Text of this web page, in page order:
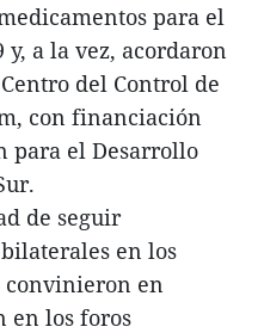
para el
a la vez, acordaron
del Control de
con financiación
para el Desarrollo
de seguir
en los
convinieron en
en los foros